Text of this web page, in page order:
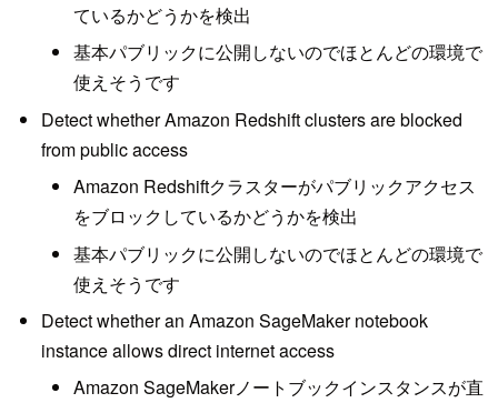
ているかどうかを検出
基本パブリックに公開しないのでほとんどの環境で
使えそうです
Detect whether Amazon Redshift clusters are blocked
from public access
Amazon Redshiftクラスターがパブリックアクセス
をブロックしているかどうかを検出
基本パブリックに公開しないのでほとんどの環境で
使えそうです
Detect whether an Amazon SageMaker notebook
instance allows direct internet access
Amazon SageMakerノートブックインスタンスが直